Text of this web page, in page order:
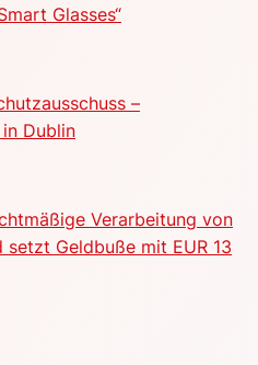
Glasses“
–
Dublin
Verarbeitung von
Geldbuße mit EUR 13